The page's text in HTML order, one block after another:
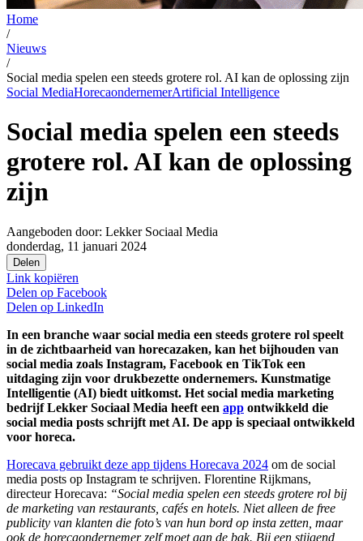
Home
/
Nieuws
/
Social media spelen een steeds grotere rol. AI kan de oplossing zijn
Social MediaHorecaondernemerArtificial Intelligence
Social media spelen een steeds
grotere rol. AI kan de oplossing
zijn
Aangeboden door: Lekker Sociaal Media
donderdag, 11 januari 2024
Delen
Link kopiëren
Delen op Facebook
Delen op LinkedIn
In een branche waar social media een steeds grotere rol speelt
in de zichtbaarheid van horecazaken, kan het bijhouden van
social media zoals Instagram, Facebook en TikTok een
uitdaging zijn voor drukbezette ondernemers. Kunstmatige
Intelligentie (AI) biedt uitkomst. Het social media marketing
bedrijf Lekker Sociaal Media heeft een app ontwikkeld die
social media posts schrijft met AI. De app is speciaal ontwikkeld
voor horeca.
Horecava gebruikt deze app tijdens Horecava 2024 om de social
media posts op Instagram te schrijven. Florentine Rijkmans,
directeur Horecava: “Social media spelen een steeds grotere rol bij
de marketing van restaurants, cafés en hotels. Niet alleen de free
publicity van klanten die foto’s van hun bord op insta zetten, maar
ook de horecaondernemer zelf moet aan de bak. Bij een stijgend